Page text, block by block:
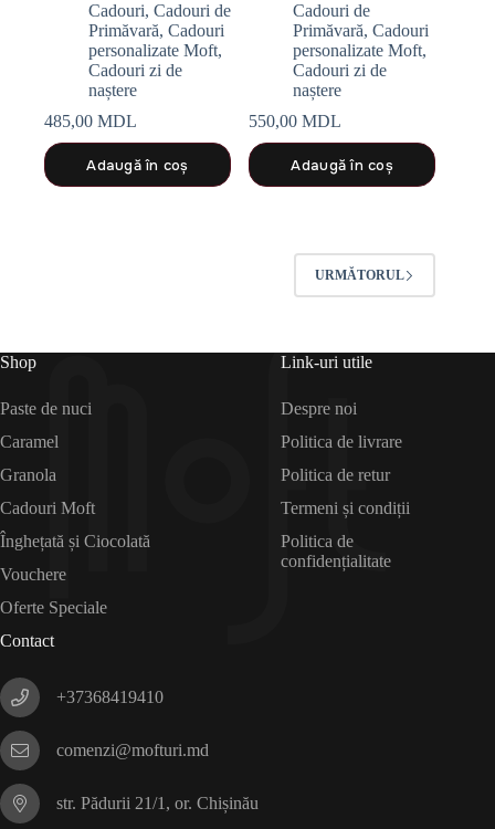
Cadouri, Cadouri de
Primăvară, Cadouri
personalizate Moft,
Cadouri zi de
naștere
485,00 MDL
Adaugă în coș
Cadouri de
Primăvară,Cadouri
personalizate Moft,
Cadouri zi de
naștere
550,00MDL
Adaugă în coș
URMĂTORUL
Shop
Paste de nuci
Caramel
Granola
Cadouri Moft
Înghețată și Ciocolată
Vouchere
Oferte Speciale
Link-uri utile
Despre noi
Politica de livrare
Politica de retur
Termeni și condiții
Politica de
confidențialitate
Contact
+37368419410
comenzi@mofturi.md
str. Pădurii 21/1, or. Chișinău